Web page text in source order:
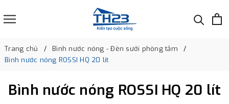
Trang chủ
Bình nước nóng - Đèn sưởi phòng tắm
Bình nước nóng ROSSI HQ 20 lít
Bình nước nóng ROSSI HQ 20 lít